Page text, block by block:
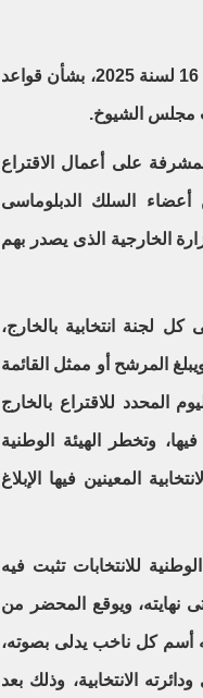
وكانت الهيئة الوطنية للانتخابات، قد أصدرت القرار رقم 16 لسنة 2025، بشأن قواعد
مجلس الشيوخ.
على أعمال الاقتراع
السلك الدبلوماسى
الخارجية الذى يصدر بهم
لجنة انتخابية بالخارج،
المرشح أو ممثل القائمة
المحدد للاقتراع بالخارج
وتخطر الهيئة الوطنية
المعينين فيها الإبلاغ
للانتخابات تثبت فيه
نهايته، ويوقع المحضر من
أسم كل ناخب يدلى بصوته،
الانتخابية، وذلك بعد